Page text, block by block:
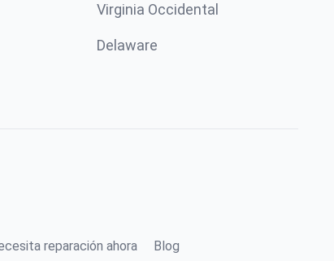
Virginia Occidental
Delaware
reparación ahora Blog